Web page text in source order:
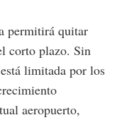
permitirá quitar
corto plazo. Sin
limitada por los
aeropuerto,